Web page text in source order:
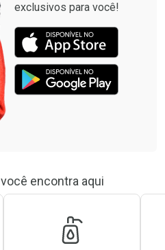
exclusivos para você!
encontra aqui